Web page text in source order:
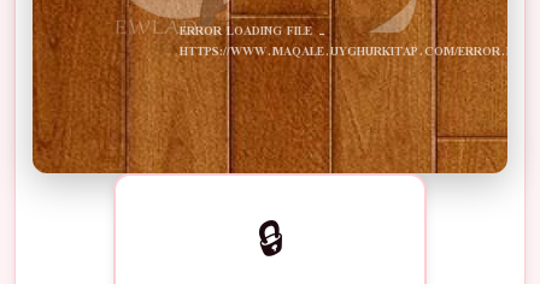
ERROR LOADING FILE -
HTTPS://WWW.MAQALE.UYGHURKITAP.COM/ERROR.PDF
🔒